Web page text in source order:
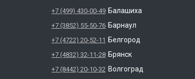
+7 (499) 430-00-49 Балашиха
+7 (3852) 55-50-76 Барнаул
+7 (4722) 20-52-11 Белгород
+7 (4832) 32-11-28 Брянск
+7 (8442) 20-10-32 Волгоград